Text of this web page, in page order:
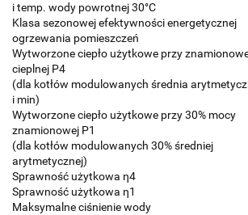
i temp. wody powrotnej 30°C
Klasa sezonowej efektywności energetycznej
ogrzewania pomieszczeń
Wytworzone ciepło użytkowe przy
cieplnej P4
(dla kotłów modulowanych średnia
i min)
Wytworzone ciepło użytkowe przy 30% mocy
znamionowej P1
(dla kotłów modulowanych 30% średniej
arytmetycznej)
Sprawność użytkowa η4
Sprawność użytkowa η1
Maksymalne ciśnienie wody